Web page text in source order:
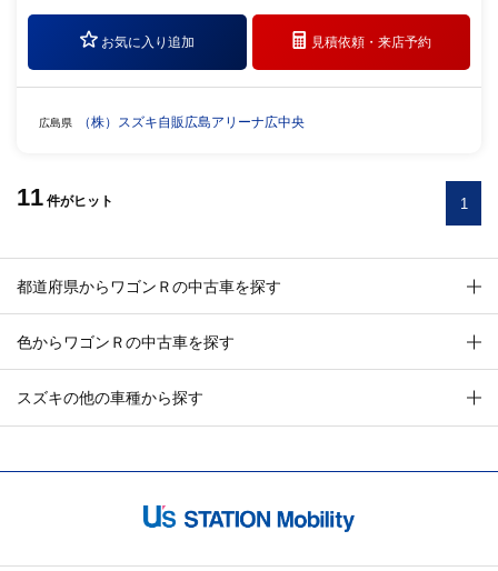
お気に入り追加 見積依頼・来店予約
広島県 （株）スズキ自販広島アリーナ広中央
11 件がヒット 1
都道府県からワゴンＲの中古車を探す
色からワゴンＲの中古車を探す
スズキの他の車種から探す